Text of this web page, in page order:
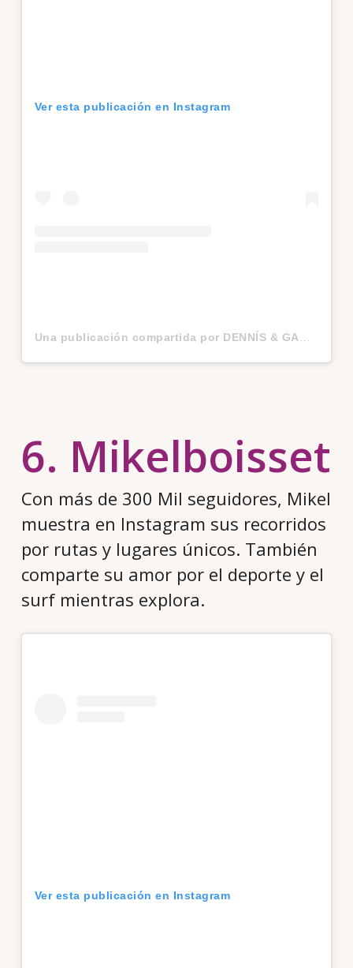
Ver esta publicación en Instagram
6. Mikelboisset
Con más de 300 Mil seguidores, Mikel
muestra en Instagram sus recorridos
por rutas y lugares únicos. También
comparte su amor por el deporte y el
surf mientras explora.
Ver esta publicación en Instagram